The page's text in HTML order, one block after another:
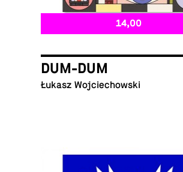
14,00
DUM-DUM
Łukasz Wojciechowski